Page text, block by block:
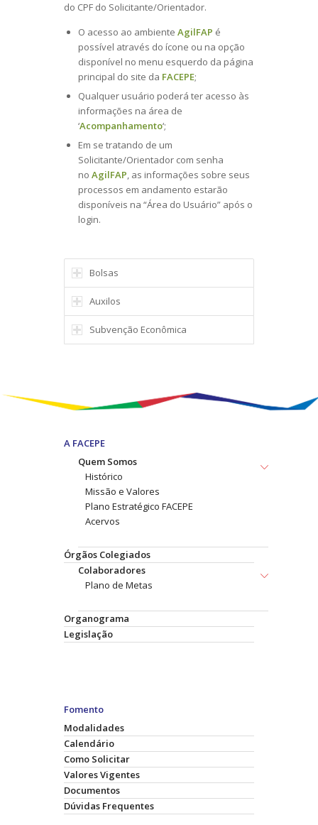
do CPF do Solicitante/Orientador.
O acesso ao ambiente AgilFAP é
possível através do ícone ou na opção
disponível no menu esquerdo da página
principal do site da FACEPE;
Qualquer usuário poderá ter acesso às
informações na área de
‘Acompanhamento‘;
Em se tratando de um
Solicitante/Orientador com senha
no AgilFAP, as informações sobre seus
processos em andamento estarão
disponíveis na “Área do Usuário” após o
login.
Bolsas
Auxilos
Subvenção Econômica
A FACEPE
Quem Somos
Histórico
Missão e Valores
Plano Estratégico FACEPE
Acervos
Órgãos Colegiados
Colaboradores
Plano de Metas
Organograma
Legislação
Fomento
Modalidades
Calendário
Como Solicitar
Valores Vigentes
Documentos
Dúvidas Frequentes